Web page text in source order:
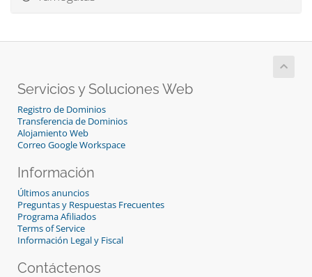
Servicios y Soluciones Web
Registro de Dominios
Transferencia de Dominios
Alojamiento Web
Correo Google Workspace
Información
Últimos anuncios
Preguntas y Respuestas Frecuentes
Programa Afiliados
Terms of Service
Información Legal y Fiscal
Contáctenos